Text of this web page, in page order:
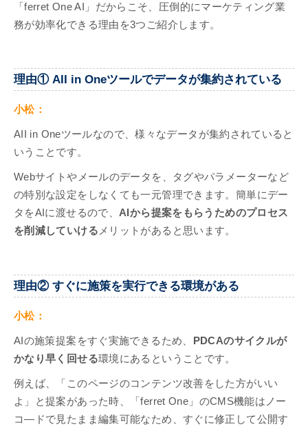
「ferret One AI」だからこそ、圧倒的にマーケティング業
務が効率化できる理由を3つご紹介します。
理由① AII in Oneツールでデータが集約されている
小松：
AII in Oneツールなので、様々なデータが集約されていると
いうことです。
Webサイトやメールのデータを、タグやパラメーターなど
の特別な設定をしなくても一元管理できます。簡単にデー
タをAIに渡せるので、AIから提案をもらうためのプロセス
を削減していけるメリットがあると思います。
理由② すぐに施策を実行できる環境がある
小松：
AIの施策提案をすぐ実施できるため、
PDCAのサイクルが
かなり早く回せる環境にあるということです。
例えば、「このページのコンテンツ改善をした方がいい
よ」と提案があった時、「ferret One」のCMS機能はノー
コ―ドで見たまま編集可能なため、すぐに修正して公開す